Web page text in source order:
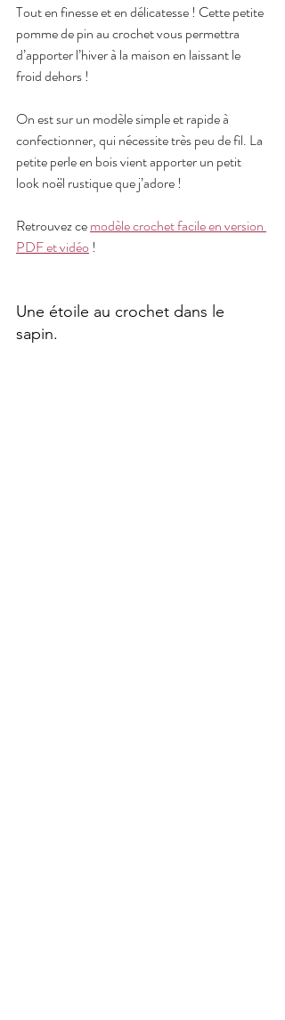
Tout en finesse et en délicatesse ! Cette petite
pomme de pin au crochet vous permettra
d’apporter l’hiver à la maison en laissant le
froid dehors !
On est sur un modèle simple et rapide à
confectionner, qui nécessite très peu de fil. La
petite perle en bois vient apporter un petit
look noël rustique que j’adore !
Retrouvez ce modèle crochet facile en version
PDF et vidéo !
Une étoile au crochet dans le
sapin.